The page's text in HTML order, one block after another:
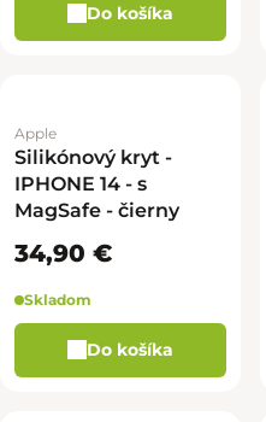
Do košíka
Apple
Silikónový kryt -
IPHONE 14 - s
MagSafe - čierny
34,90 €
Skladom
Do košíka